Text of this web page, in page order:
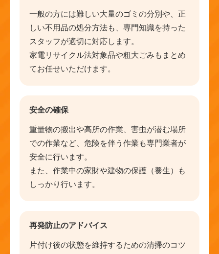
一般の方には難しい大量のゴミの分別や、正
しい不用品の処分方法も、専門知識を持った
スタッフが適切に対応します。
家電リサイクル法対象品や粗大ごみもまとめ
てお任せいただけます。
安全の確保
重量物の搬出や高所の作業、害虫が潜む場所
での作業など、危険を伴う作業も専門業者が
安全に行います。
また、作業中の家財や建物の保護（養生）も
しっかり行います。
再発防止のアドバイス
片付け後の状態を維持するための清掃のコツ